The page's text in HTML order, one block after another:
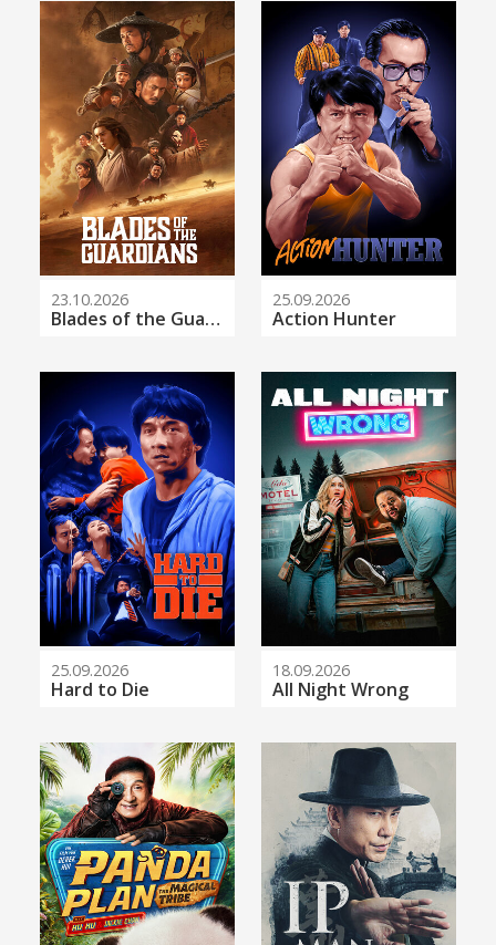
23.10.2026
Blades of the Guardians
25.09.2026
Action Hunter
25.09.2026
Hard to Die
18.09.2026
All Night Wrong